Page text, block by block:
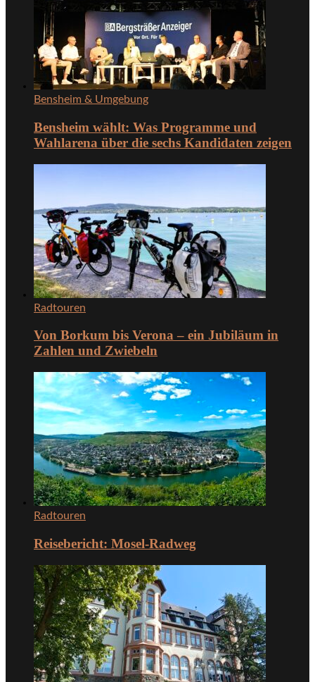
Bensheim & Umgebung
Bensheim wählt: Was Programme und
Wahlarena über die sechs Kandidaten zeigen
Radtouren
Von Borkum bis Verona – ein Jubiläum in
Zahlen und Zwiebeln
Radtouren
Reisebericht: Mosel-Radweg